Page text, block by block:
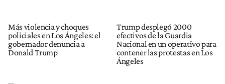
Más violencia y choques
policiales en Los Ángeles: el
gobernador denuncia a
Donald Trump
Trump desplegó 2000
efectivos de la Guardia
Nacional en un operativo para
contener las protestas en Los
Ángeles